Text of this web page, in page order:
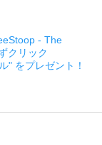
- The
クリック
" をプレゼント！